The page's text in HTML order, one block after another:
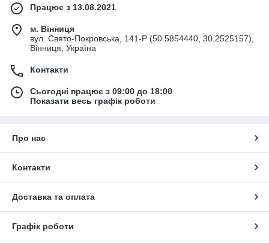
Працює з 13.08.2021
м. Вінниця
вул. Свято-Покровська, 141-Р (50.5854440, 30.2525157),
Вінниця, Україна
Контакти
Сьогодні працює з 09:00 до 18:00
Показати весь графік роботи
Про нас
Контакти
Доставка та оплата
Графік роботи